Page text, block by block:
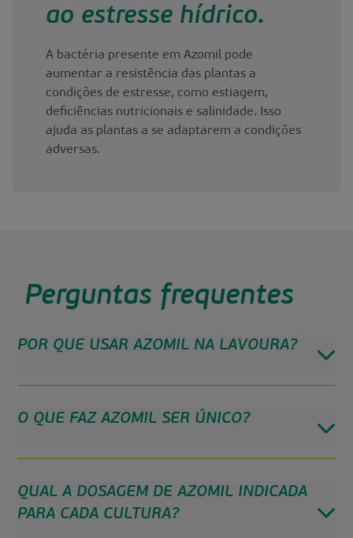
ao estresse hídrico.
A bactéria presente em Azomil pode
aumentar a resistência das plantas a
condições de estresse, como estiagem,
deficiências nutricionais e salinidade. Isso
ajuda as plantas a se adaptarem a condições
adversas.
Perguntas frequentes
POR QUE USAR AZOMIL NA LAVOURA?
O QUE FAZ AZOMIL SER ÚNICO?
QUAL A DOSAGEM DE AZOMIL INDICADA
PARA CADA CULTURA?